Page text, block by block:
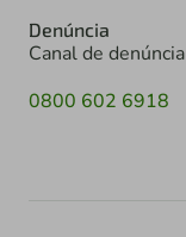
Denúncia
Canal de denúncia
0800 602 6918